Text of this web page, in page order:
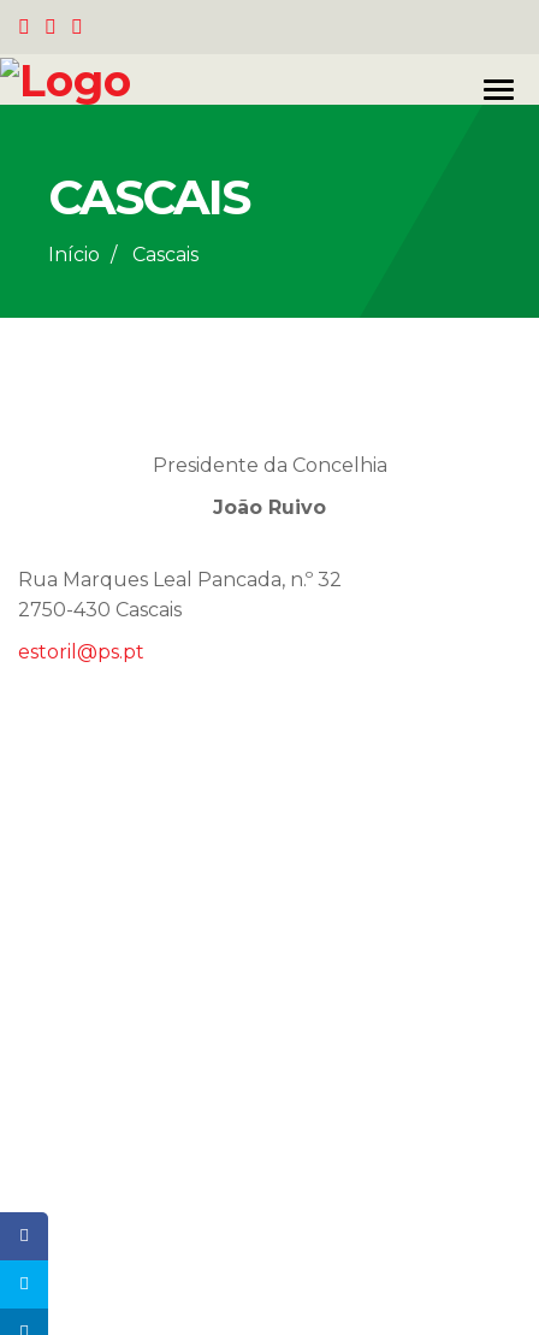
CASCAIS
Início Cascais
Presidente da Concelhia
João Ruivo
Rua Marques Leal Pancada, n.º 32
2750-430 Cascais
estoril@ps.pt